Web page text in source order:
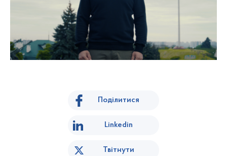
Поділитися
Linkedin
Твітнути